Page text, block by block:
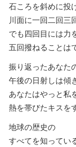
石ころを斜めに投
川面に一回二回三
でも四回目には力
五回撥ねることは
振り返ったあなた
午後の日射しは傾
あなたはやっと私
熱を帯びたキスを
地球の歴史の
すべてを知ってい